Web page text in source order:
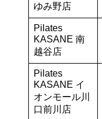
ゆみ野店
Pilates
KASANE 南
越谷店
Pilates
KASANE イ
オンモール川
口前川店